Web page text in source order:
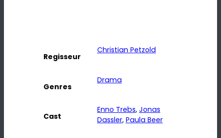
Regisseur
Christian Petzold
Genres
Drama
Cast
Enno Trebs, Jonas
Dassler, Paula Beer